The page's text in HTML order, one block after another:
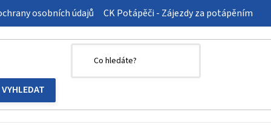
osobních údajů CK Potápěči - Zájezdy za potápěním